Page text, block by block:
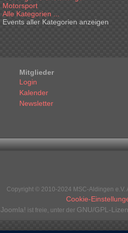
Motorsport
Alle Kategorien ...
Events aller Kategorien anzeigen
Mitglieder
Login
Kalender
Newsletter
Copyright © 2010-2024 MSC-Aldingen e.V.
Cookie-
Joomla! ist freie, unter der GNU/GPL-